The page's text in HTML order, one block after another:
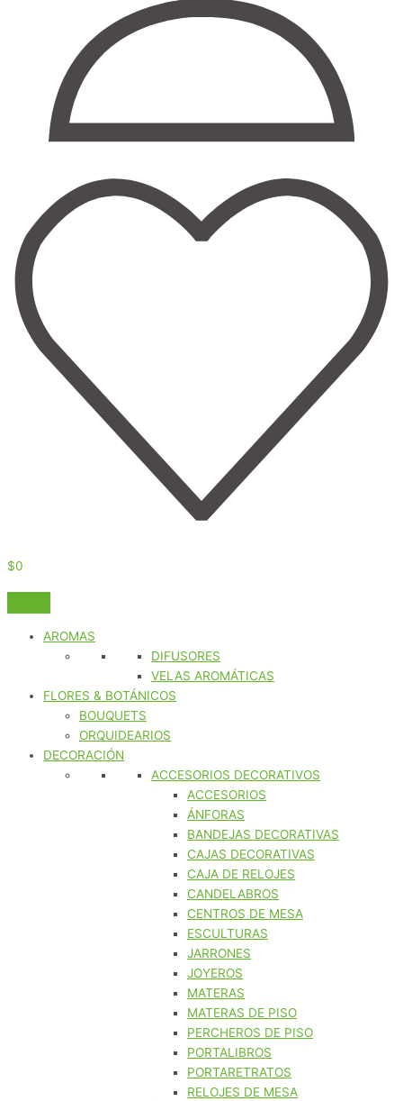
$0
AROMAS
DIFUSORES
VELAS AROMÁTICAS
FLORES & BOTÁNICOS
BOUQUETS
ORQUIDEARIOS
DECORACIÓN
ACCESORIOS DECORATIVOS
ACCESORIOS
ÁNFORAS
BANDEJAS DECORATIVAS
CAJAS DECORATIVAS
CAJA DE RELOJES
CANDELABROS
CENTROS DE MESA
ESCULTURAS
JARRONES
JOYEROS
MATERAS
MATERAS DE PISO
PERCHEROS DE PISO
PORTALIBROS
PORTARETRATOS
RELOJES DE MESA